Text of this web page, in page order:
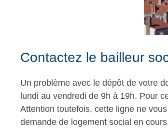
Contactez le bailleur
Un problème avec le dépôt de votre
lundi au vendredi de 9h à 19h. Pour
Attention toutefois, cette ligne ne vous
demande de logement social en